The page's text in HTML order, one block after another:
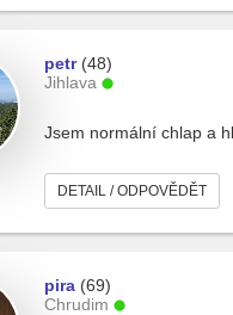
petr(48)
Jihlava
Jsem normální chlap a
DETAIL / ODPOVĚDĚT
pira (69)
Chrudim